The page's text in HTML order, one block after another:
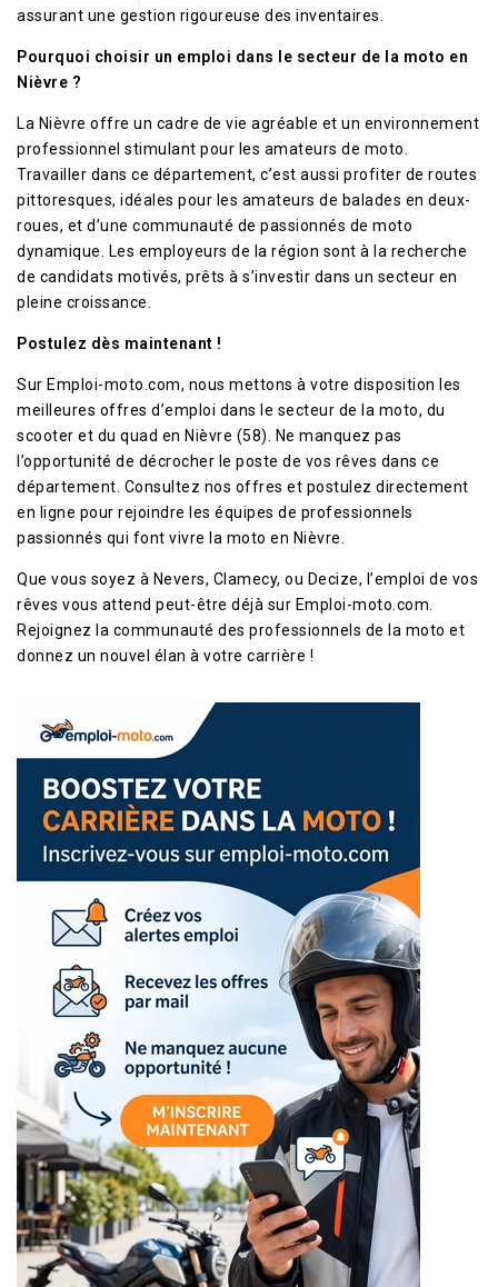
assurant une gestion rigoureuse des inventaires.
Pourquoi choisir un emploi dans le secteur de la moto en
Nièvre ?
La Nièvre offre un cadre de vie agréable et un environnement
professionnel stimulant pour les amateurs de moto.
Travailler dans ce département, c’est aussi profiter de routes
pittoresques, idéales pour les amateurs de balades en deux-
roues, et d’une communauté de passionnés de moto
dynamique. Les employeurs de la région sont à la recherche
de candidats motivés, prêts à s’investir dans un secteur en
pleine croissance.
Postulez dès maintenant !
Sur Emploi-moto.com, nous mettons à votre disposition les
meilleures offres d’emploi dans le secteur de la moto, du
scooter et du quad en Nièvre (58). Ne manquez pas
l’opportunité de décrocher le poste de vos rêves dans ce
département. Consultez nos offres et postulez directement
en ligne pour rejoindre les équipes de professionnels
passionnés qui font vivre la moto en Nièvre.
Que vous soyez à Nevers, Clamecy, ou Decize, l’emploi de vos
rêves vous attend peut-être déjà sur Emploi-moto.com.
Rejoignez la communauté des professionnels de la moto et
donnez un nouvel élan à votre carrière !